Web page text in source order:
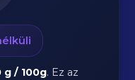
g / 100g. Ez az